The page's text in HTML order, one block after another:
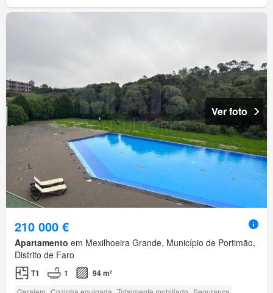
Ver foto
210 000 €
Apartamento em Mexilhoeira Grande, Município de Portimão,
Distrito de Faro
T1 1 94 m²